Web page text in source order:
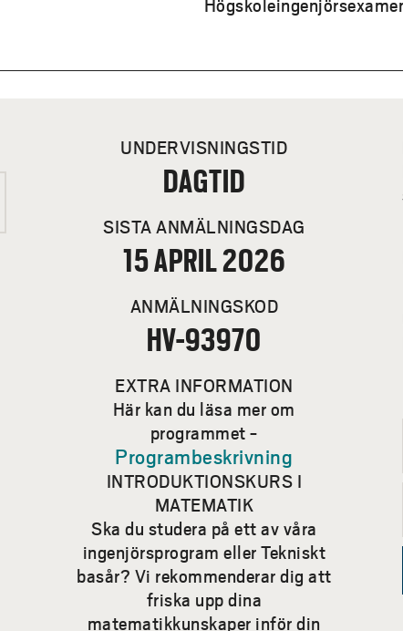
inom elektroteknik, elektronik, mätteknik,
ingår i utbildningen, se knappen ”Kurser som
UNDERVISNINGSTID
DAGTID
SISTA ANMÄLNINGSDAG
15 APRIL 2026
ANMÄLNINGSKOD
HV-93970
EXTRA INFORMATION
Här kan du läsa mer om
programmet -
Programbeskrivning
INTRODUKTIONSKURS I
MATEMATIK
Ska du studera på ett av våra
ingenjörsprogram eller Tekniskt
basår? Vi rekommenderar dig att
friska upp dina
matematikkunskaper inför din